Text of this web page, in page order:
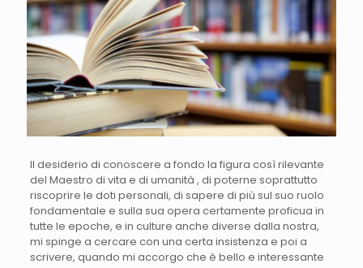
Il desiderio di conoscere a fondo la figura così rilevante
del Maestro di vita e di umanità , di poterne soprattutto
riscoprire le doti personali, di sapere di più sul suo ruolo
fondamentale e sulla sua opera certamente proficua in
tutte le epoche, e in culture anche diverse dalla nostra,
mi spinge a cercare con una certa insistenza e poi a
scrivere, quando mi accorgo che è bello e interessante